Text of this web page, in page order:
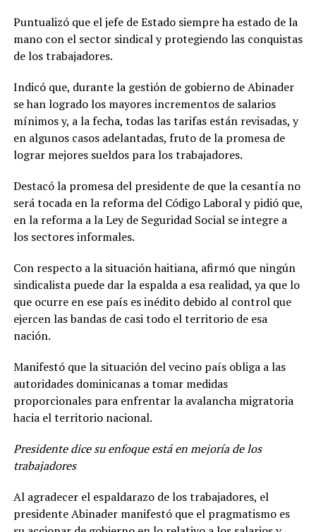
Puntualizó que el jefe de Estado siempre ha estado de la
mano con el sector sindical y protegiendo las conquistas
de los trabajadores.
Indicó que, durante la gestión de gobierno de Abinader
se han logrado los mayores incrementos de salarios
mínimos y, a la fecha, todas las tarifas están revisadas, y
en algunos casos adelantadas, fruto de la promesa de
lograr mejores sueldos para los trabajadores.
Destacó la promesa del presidente de que la cesantía no
será tocada en la reforma del Código Laboral y pidió que,
en la reforma a la Ley de Seguridad Social se integre a
los sectores informales.
Con respecto a la situación haitiana, afirmó que ningún
sindicalista puede dar la espalda a esa realidad, ya que lo
que ocurre en ese país es inédito debido al control que
ejercen las bandas de casi todo el territorio de esa
nación.
Manifestó que la situación del vecino país obliga a las
autoridades dominicanas a tomar medidas
proporcionales para enfrentar la avalancha migratoria
hacia el territorio nacional.
Presidente dice su enfoque está en mejoría de los
trabajadores
Al agradecer el espaldarazo de los trabajadores, el
presidente Abinader manifestó que el pragmatismo es